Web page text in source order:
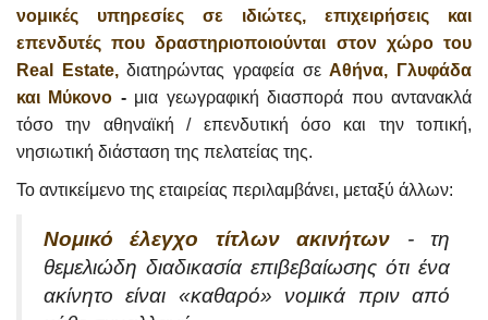
νομικές υπηρεσίες σε ιδιώτες, επιχειρήσεις και
επενδυτές που δραστηριοποιούνται στον χώρο του
Real Estate,διατηρώντας γραφεία σεΑθήνα, Γλυφάδα
και Μύκονο -μια γεωγραφική διασπορά που αντανακλά
τόσο την αθηναϊκή / επενδυτική όσο και την τοπική,
νησιωτική διάσταση της πελατείας της.
Το αντικείμενο της εταιρείας περιλαμβάνει, μεταξύ άλλων:
Νομικό έλεγχο τίτλων ακινήτων
- τη
θεμελιώδη διαδικασία επιβεβαίωσης ότι ένα
ακίνητο είναι «καθαρό» νομικά πριν από